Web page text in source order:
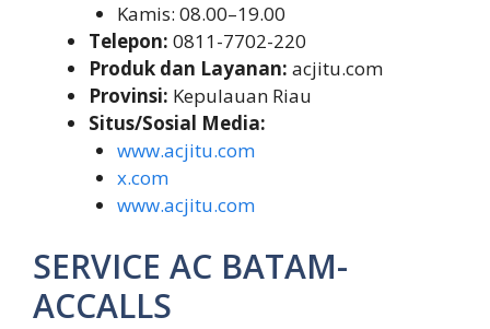
Kamis: 08.00–19.00
Telepon: 0811-7702-220
Produk dan Layanan: acjitu.com
Provinsi: Kepulauan Riau
Situs/Sosial Media:
www.acjitu.com
x.com
www.acjitu.com
SERVICE AC BATAM-
ACCALLS